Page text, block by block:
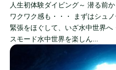
人生初体験ダイビング～ 潜る前
ワクワク感も・・・ まずはシュ
緊張をほぐして、いざ水中世界
スモード水中世界を楽しん…